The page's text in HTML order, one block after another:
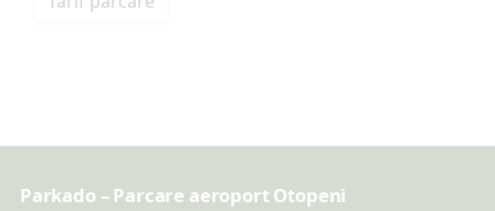
Parkado – Parcare aeroport Otopeni